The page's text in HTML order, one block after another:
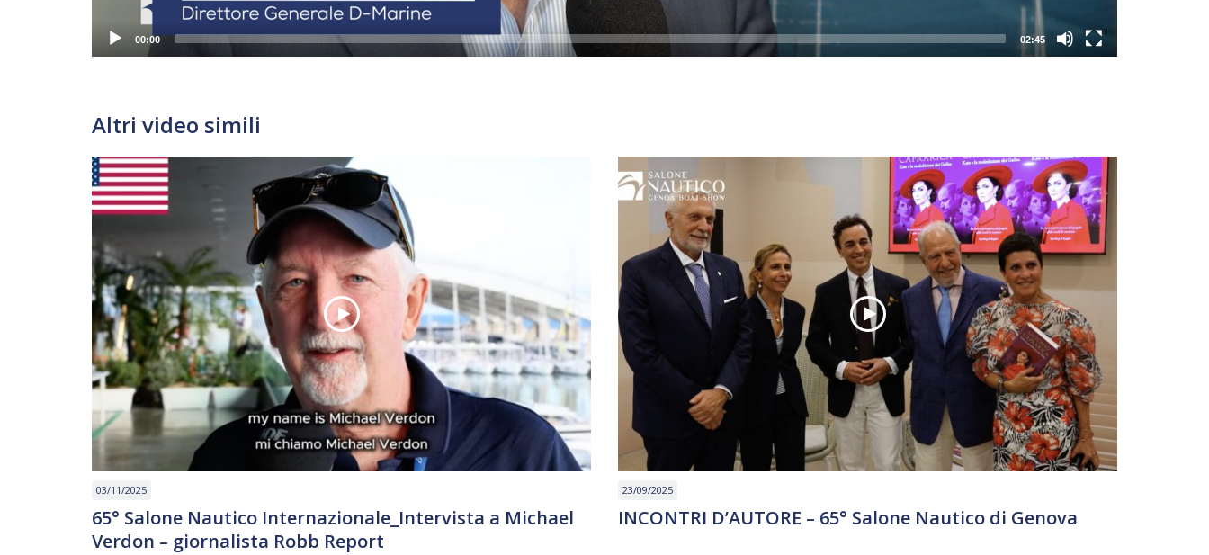
00:00 02:45
Altri video simili
03/11/2025
65° Salone Nautico Internazionale_Intervista a Michael
Verdon – giornalista Robb Report
23/09/2025
INCONTRI D’AUTORE – 65° Salone Nautico di Genova